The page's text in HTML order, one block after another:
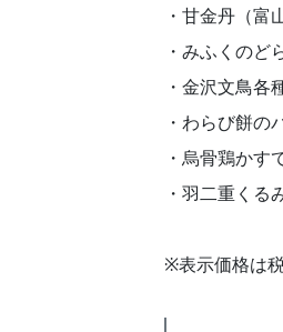
・甘金丹（富
・みふくのど
・金沢文鳥各
・わらび餅の
・烏骨鶏かす
・羽二重くる
※表示価格は